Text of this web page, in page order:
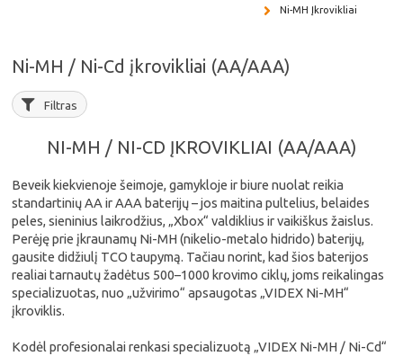
Ni-MH Įkrovikliai
Ni-MH / Ni-Cd įkrovikliai (AA/AAA)
Filtras
NI-MH / NI-CD ĮKROVIKLIAI (AA/AAA)
Beveik kiekvienoje šeimoje, gamykloje ir biure nuolat reikia
standartinių AA ir AAA baterijų – jos maitina pultelius, belaides
peles, sieninius laikrodžius, „Xbox“ valdiklius ir vaikiškus žaislus.
Perėję prie įkraunamų Ni-MH (nikelio-metalo hidrido) baterijų,
gausite didžiulį TCO taupymą. Tačiau norint, kad šios baterijos
realiai tarnautų žadėtus 500–1000 krovimo ciklų, joms reikalingas
specializuotas, nuo „užvirimo“ apsaugotas „VIDEX Ni-MH“
įkroviklis.
Kodėl profesionalai renkasi specializuotą „VIDEX Ni-MH / Ni-Cd“